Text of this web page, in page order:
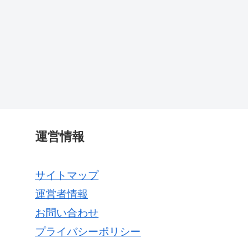
運営情報
サイトマップ
運営者情報
お問い合わせ
プライバシーポリシー